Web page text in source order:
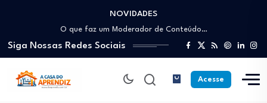
NOVIDADES
Como trabalhar como Estoquista: O guia para…
O que faz um Moderador de Conteúdo…
Como ser um Afiliado de Sucesso trabalhando…
Como dar Aulas Particulares Online e viver…
Profissão Instalador Solar: Como entrar no mercado…
Como trabalhar como Estoquista: O guia para…
Siga Nossas Redes Sociais
Acesse